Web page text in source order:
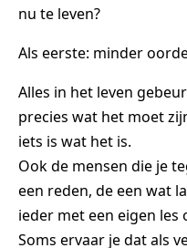
nu te leven?
Als eerste: minder
Alles in het leven
precies wat het moet
iets is wat het is.
Ook de mensen die je
een reden, de een wat
ieder met een eigen
Soms ervaar je dat als